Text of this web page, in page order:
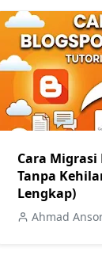
Cara Migrasi
Tanpa
Lengkap)
Ahmad